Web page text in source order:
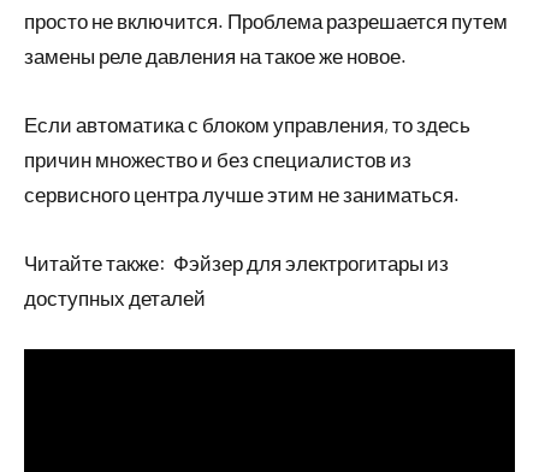
просто не включится. Проблема разрешается путем
замены реле давления на такое же новое.
Если автоматика с блоком управления, то здесь
причин множество и без специалистов из
сервисного центра лучше этим не заниматься.
Читайте также: Фэйзер для электрогитары из
доступных деталей